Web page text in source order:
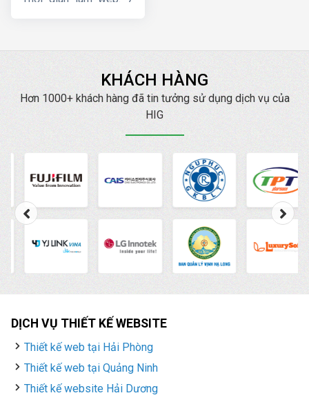
KHÁCH HÀNG
Hơn 1000+ khách hàng đã tin tưởng sử dụng dịch vụ của
HIG
DỊCH VỤ THIẾT KẾ WEBSITE
Thiết kế web tại Hải Phòng
Thiết kế web tại Quảng Ninh
Thiết kế website Hải Dương